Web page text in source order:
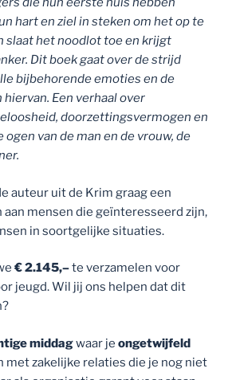
hart en ziel in steken om het op te
slaat het noodlot toe en krijgt
Dit boek gaat over de strijd
bijbehorende emoties en de
Een verhaal over
doorzettingsvermogen en
van de man en de vrouw, de
auteur uit de Krim graag een
mensen die geïnteresseerd zijn,
in soortgelijke situaties.
€ 2.145,–te verzamelen voor
jeugd. Wil jij ons helpen dat dit
middagwaar je ongetwijfeld
met zakelijke relaties die je nog niet